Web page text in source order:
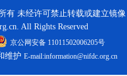
有 未经许可禁止转载或建立镜像
All Rights Reserved
京公网安备 11011502006205号
维护 E-mail:information@nifdc.org.cn